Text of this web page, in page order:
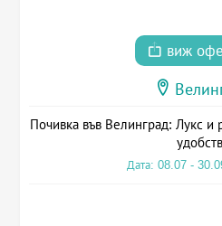
виж
Почивка във Велинград: Лукс
Дата: 08.07 -